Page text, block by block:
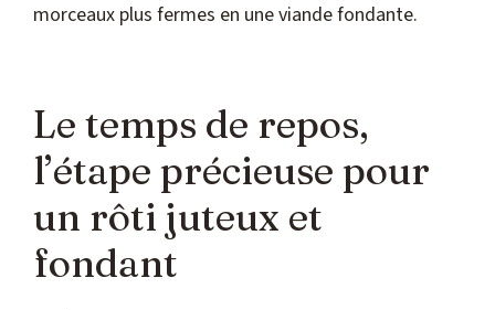
morceaux plus fermes en une viande fondante.
Le temps de repos,
l’étape précieuse pour
un rôti juteux et
fondant